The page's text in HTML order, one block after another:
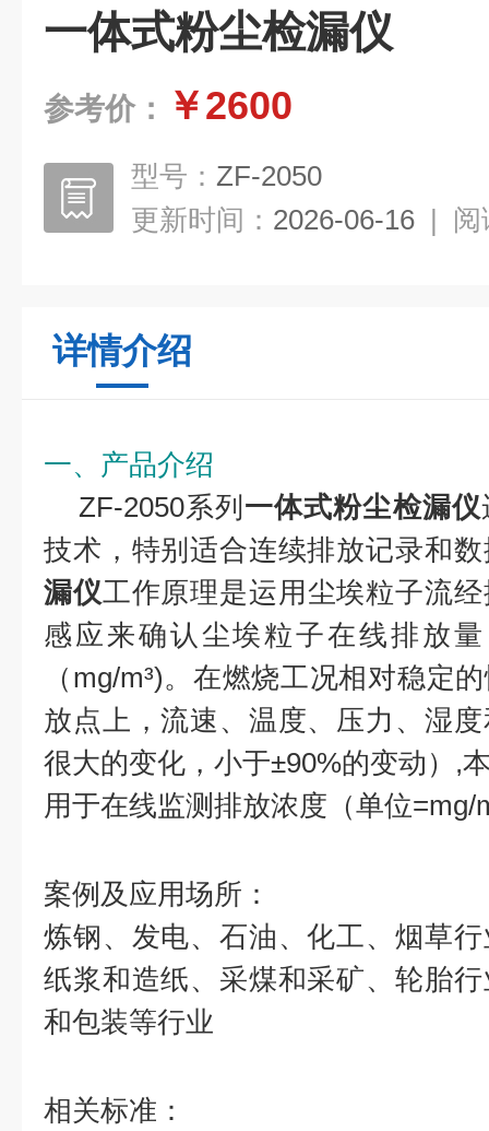
一体式粉尘检漏仪
参考价： ￥2600
型号： ZF-2050
更新时间： 2026-06-16 | 阅
详情介绍
一、产品介绍
ZF-2050系列 一体式粉尘检漏仪
技术，特别适合连续排放记录和
漏仪工作原理是运用尘埃粒子流
感应来确认尘埃粒子在线排放
（mg/m³)。在燃烧工况相对稳定
放点上，流速、温度、压力、湿
很大的变化，小于±90%的变动）,
用于在线监测排放浓度（单位=mg/
案例及应用场所：
炼钢、发电、石油、化工、烟草
纸浆和造纸、采煤和采矿、轮胎
和包装等行业
相关标准：